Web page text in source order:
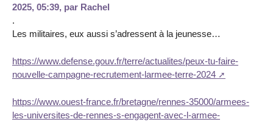
2025, 05:39, par Rachel
.
Les militaires, eux aussi s’adressent à la jeunesse…
https://www.defense.gouv.fr/terre/actualites/peux-tu-faire-
nouvelle-campagne-recrutement-larmee-terre-2024
https://www.ouest-france.fr/bretagne/rennes-35000/armees-
les-universites-de-rennes-s-engagent-avec-l-armee-